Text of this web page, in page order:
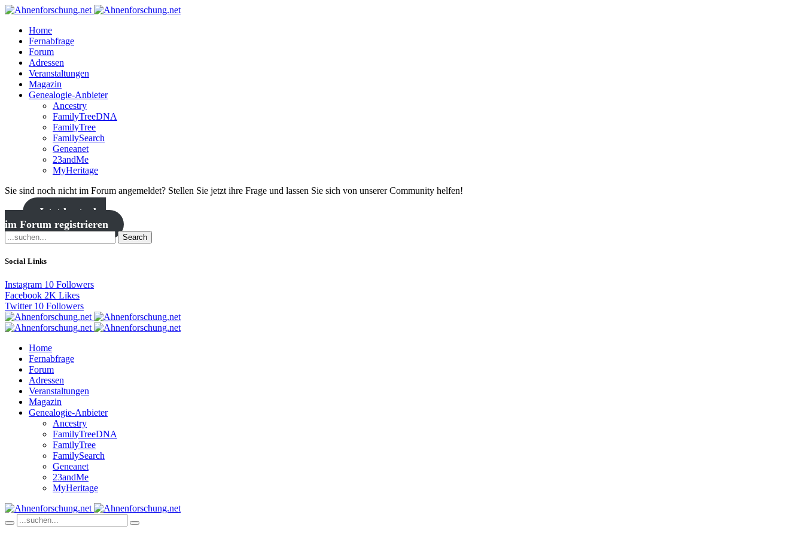
Home
Fernabfrage
Forum
Adressen
Veranstaltungen
Magazin
Genealogie-Anbieter
Ancestry
FamilyTreeDNA
FamilyTree
FamilySearch
Geneanet
23andMe
MyHeritage
Sie sind noch nicht im Forum angemeldet? Stellen Sie jetzt ihre Frage und lassen Sie sich von unserer Community helfen!
Jetzt kostenlos
im Forum registrieren
Search
Social Links
Instagram 10 Followers
Facebook 2K Likes
Twitter 10 Followers
Home
Fernabfrage
Forum
Adressen
Veranstaltungen
Magazin
Genealogie-Anbieter
Ancestry
FamilyTreeDNA
FamilyTree
FamilySearch
Geneanet
23andMe
MyHeritage